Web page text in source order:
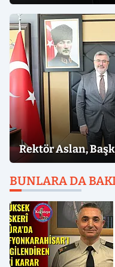
Rektör Aslan,
BUNLARA DA